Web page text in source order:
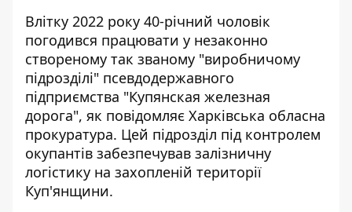
Влітку 2022 року 40-річний чоловік
погодився працювати у незаконно
створеному так званому "виробничому
підрозділі" псевдодержавного
підприємства "Купянская железная
дорога", як повідомляє Харківська обласна
прокуратура. Цей підрозділ під контролем
окупантів забезпечував залізничну
логістику на захопленій території
Куп'янщини.